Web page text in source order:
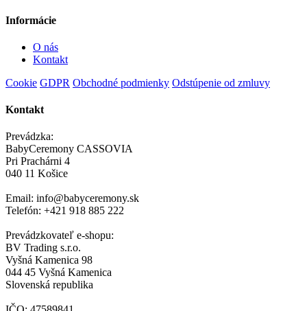
Informácie
O nás
Kontakt
Cookie GDPR Obchodné podmienky Odstúpenie od zmluvy
Kontakt
Prevádzka:
BabyCeremony CASSOVIA
Pri Prachárni 4
040 11 Košice
Email: info@babyceremony.sk
Telefón: +421 918 885 222
Prevádzkovateľ e-shopu:
BV Trading s.r.o.
Vyšná Kamenica 98
044 45 Vyšná Kamenica
Slovenská republika